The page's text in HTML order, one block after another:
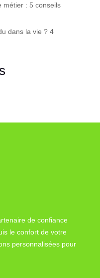
métier : 5 conseils
dans la vie ? 4
de confiance
le confort de votre
personnalisées pour